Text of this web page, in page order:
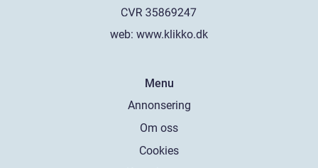
web: www.klikko.dk
Menu
Annonsering
Om oss
Cookies